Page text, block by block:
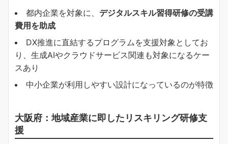
都内企業を対象に、 デジタルスキル習得研修の受講
費用を助成
DX推進に直結するプログラムを支援対象としてお
り、生成AIやクラウドサービス関連も対象になるケー
スあり
中小企業が利用しやすい設計になっているのが特徴
大阪府：地域産業に即したリスキリング研修支
援